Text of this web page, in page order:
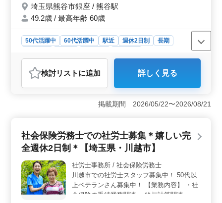
ります☆ 皆様に丁寧に、わかりやすいサポ
ートに努めております！ まずお気軽にお問
埼玉県熊谷市銀座 / 熊谷駅
49.2歳 / 最高年齢 60歳
50代活躍中 60代活躍中 駅近 週休2日制
長期
社労士事務所
おすすめポイント
＜安定した働き方＞ 完全週休2日制で、中高年の方にも
理想的な働き方を提供しています。熊谷駅から徒歩5分の
アクセス良好な銀座エリアで、車通勤も可能です。社会
採用中です。経験を活かして、安心して働ける環境が整
っています。完全週休2日制で、プライベートと両立させ
す。 ＜経験者歓迎＞ 社労士事務所経験6ヶ月以上の
方、お待ちしています。給与は年収350万円〜600万円程
度です。残業は月10時間程度で、ワークライフバランス
を大切にしながら働ける環境が整っています。
検討リスト に追加 詳しく見る
掲載期間 2026/05/22〜2026/08/21
社会保険労務士での社労士募集＊嬉しい完
全週休2日制＊【埼玉県・川越市】
社労士事務所 / 社会保険労務士
川越市での社労士スタッフ募集中！ 50代以
上ベテランさん募集中！ 【業務内容】 ・社
会保険の手続業務関連 ・給与計算関連 ・雇